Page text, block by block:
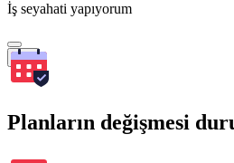
İş seyahati yapıyorum
Ara
Planların değişmesi